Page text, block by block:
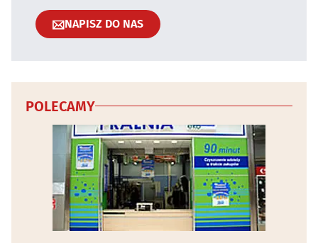
NAPISZ DO NAS
POLECAMY